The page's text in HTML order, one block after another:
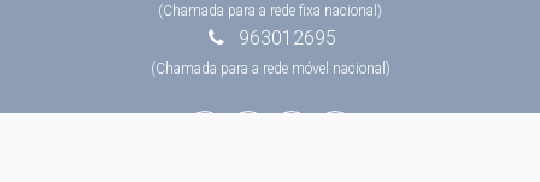
(Chamada para a rede fixa nacional)
963012695
(Chamada para a rede móvel nacional)